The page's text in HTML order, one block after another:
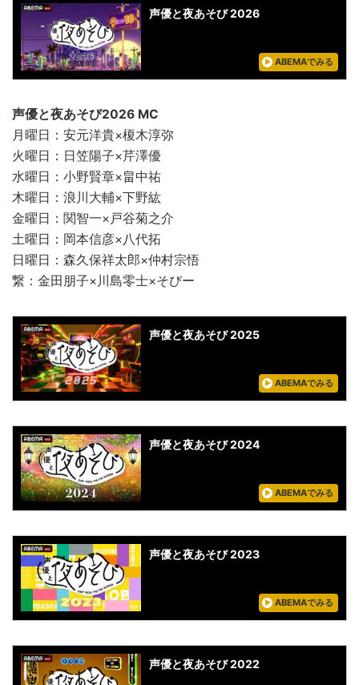
声優と夜あそび 2026
ABEMAでみる
声優と夜あそび2026 MC
月曜日：安元洋貴×榎木淳弥
火曜日：日笠陽子×芹澤優
水曜日：小野賢章×畠中祐
木曜日：浪川大輔×下野紘
金曜日：関智一×戸谷菊之介
土曜日：岡本信彦×八代拓
日曜日：森久保祥太郎×仲村宗悟
繋：金田朋子×川島零士×そびー
声優と夜あそび 2025
ABEMAでみる
声優と夜あそび 2024
ABEMAでみる
声優と夜あそび 2023
ABEMAでみる
声優と夜あそび 2022